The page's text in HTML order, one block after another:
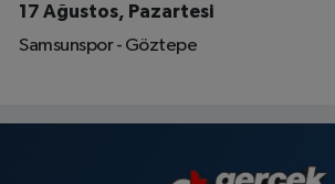
17 Ağustos, Pazartesi
Samsunspor - Göztepe